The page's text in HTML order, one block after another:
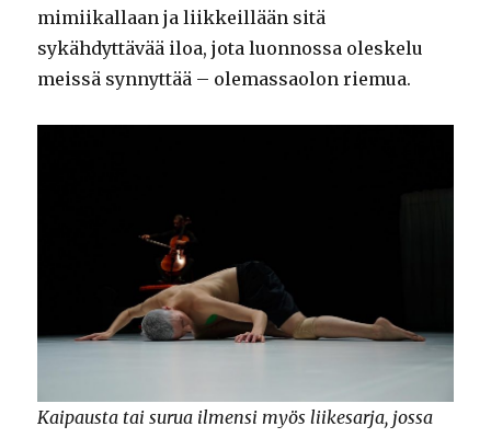
mimiikallaan ja liikkeillään sitä
sykähdyttävää iloa, jota luonnossa oleskelu
meissä synnyttää – olemassaolon riemua.
Kaipausta tai surua ilmensi myös liikesarja, jossa